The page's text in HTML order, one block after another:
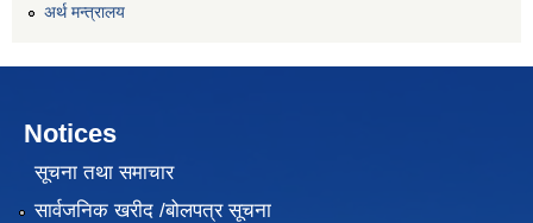
अर्थ मन्त्रालय
Notices
सूचना तथा समाचार
सार्वजनिक खरीद /बोलपत्र सूचना